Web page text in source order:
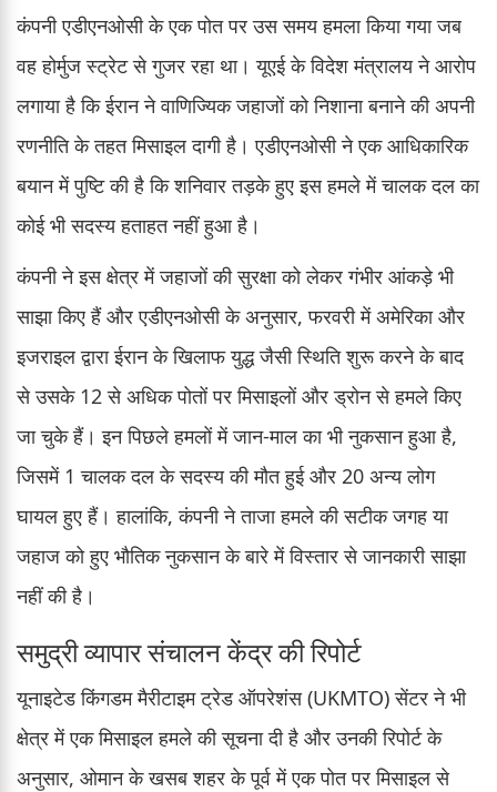
कंपनी एडीएनओसी के एक पोत पर उस समय हमला किया गया जब
वह होर्मुज स्ट्रेट से गुजर रहा था। यूएई के विदेश मंत्रालय ने आरोप
लगाया है कि ईरान ने वाणिज्यिक जहाजों को निशाना बनाने की अपनी
रणनीति के तहत मिसाइल दागी है। एडीएनओसी ने एक आधिकारिक
बयान में पुष्टि की है कि शनिवार तड़के हुए इस हमले में चालक दल का
कोई भी सदस्य हताहत नहीं हुआ है।
कंपनी ने इस क्षेत्र में जहाजों की सुरक्षा को लेकर गंभीर आंकड़े भी
साझा किए हैं और एडीएनओसी के अनुसार, फरवरी में अमेरिका और
इजराइल द्वारा ईरान के खिलाफ युद्ध जैसी स्थिति शुरू करने के बाद
से उसके 12 से अधिक पोतों पर मिसाइलों और ड्रोन से हमले किए
जा चुके हैं। इन पिछले हमलों में जान-माल का भी नुकसान हुआ है,
जिसमें 1 चालक दल के सदस्य की मौत हुई और 20 अन्य लोग
घायल हुए हैं। हालांकि, कंपनी ने ताजा हमले की सटीक जगह या
जहाज को हुए भौतिक नुकसान के बारे में विस्तार से जानकारी साझा
नहीं की है।
समुद्री व्यापार संचालन केंद्र की रिपोर्ट
यूनाइटेड किंगडम मैरीटाइम ट्रेड ऑपरेशंस (UKMTO) सेंटर ने भी
क्षेत्र में एक मिसाइल हमले की सूचना दी है और उनकी रिपोर्ट के
अनुसार, ओमान के खसब शहर के पूर्व में एक पोत पर मिसाइल से